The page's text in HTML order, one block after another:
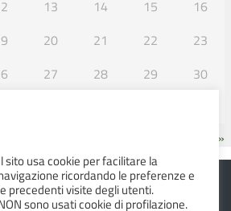
13 14 15
16
20 21 22
23
27 28 29
30
SET »
sito usa cookie per facilitare la
ricordando le preferenze e
precedenti visite degli utenti.
sono usati cookie di profilazione.